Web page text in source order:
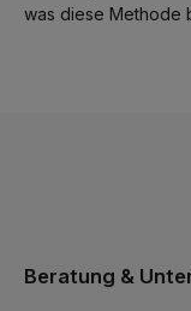
was diese Methode
Beratung &